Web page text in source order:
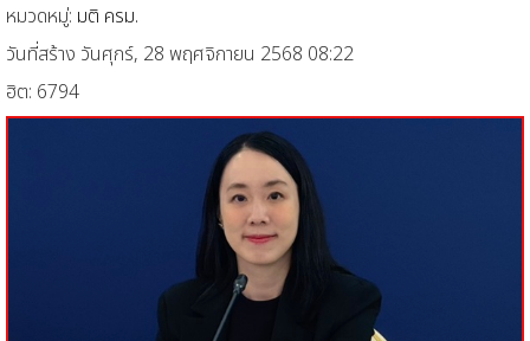
หมวดหมู่: มติ ครม.
วันที่สร้าง วันศุกร์, 28 พฤศจิกายน 2568 08:22
ฮิต: 6794